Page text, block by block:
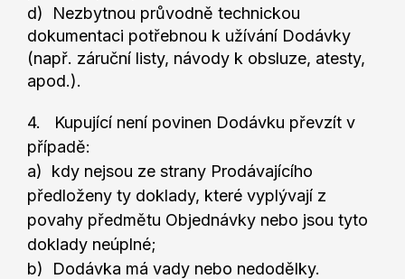
d) Nezbytnou průvodně technickou
dokumentaci potřebnou k užívání Dodávky
(např. záruční listy, návody k obsluze, atesty,
apod.).
4. Kupující není povinen Dodávku převzít v
případě:
a) kdy nejsou ze strany Prodávajícího
předloženy ty doklady, které vyplývají z
povahy předmětu Objednávky nebo jsou tyto
doklady neúplné;
b) Dodávka má vady nebo nedodělky.